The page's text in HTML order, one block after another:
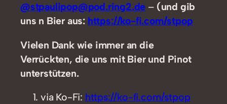
@stpaulipop@pod.ring2.de – (und gib
uns n Bier aus: https://ko-fi.com/stpop
Vielen Dank wie immer an die
Verrückten, die uns mit Bier und Pinot
unterstützen.
via Ko-Fi: https://ko-fi.com/stpop